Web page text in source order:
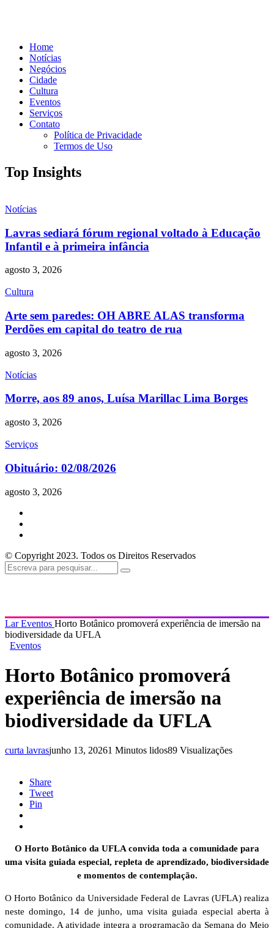
Home
Notícias
Negócios
Cidade
Cultura
Eventos
Serviços
Contato
Política de Privacidade
Termos de Uso
Top Insights
Notícias
Lavras sediará fórum regional voltado à Educação
Infantil e à primeira infância
agosto 3, 2026
Cultura
Arte sem paredes: OH ABRE ALAS transforma
Perdões em capital do teatro de rua
agosto 3, 2026
Notícias
Morre, aos 89 anos, Luísa Marillac Lima Borges
agosto 3, 2026
Serviços
Obituário: 02/08/2026
agosto 3, 2026
© Copyright 2023. Todos os Direitos Reservados
LarEventos Horto Botânico promoverá experiência de imersão na
biodiversidade da UFLA
Eventos
Horto Botânico promoverá
experiência de imersão na
biodiversidade da UFLA
curta lavrasjunho 13, 20261 Minutos lidos89 Visualizações
Share
Tweet
Pin
O Horto Botânico da UFLA convida toda a comunidade para
uma visita guiada especial, repleta de aprendizado, biodiversidade
e momentos de contemplação.
O Horto Botânico da Universidade Federal de Lavras (UFLA) realiza
neste domingo, 14 de junho, uma visita guiada especial aberta à
comunidade. A atividade integra a programação da Semana do Meio